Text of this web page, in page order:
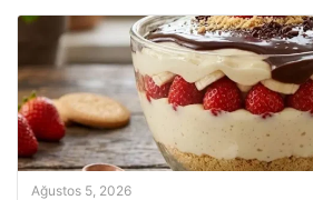
Ağustos 5, 2026